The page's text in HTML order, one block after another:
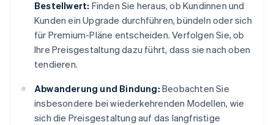
Bestellwert: Finden Sie heraus, ob Kundinnen und
Kunden ein Upgrade durchführen, bündeln oder sich
für Premium-Pläne entscheiden. Verfolgen Sie, ob
Ihre Preisgestaltung dazu führt, dass sie nach oben
tendieren.
Abwanderung und Bindung: Beobachten Sie
insbesondere bei wiederkehrenden Modellen, wie
sich die Preisgestaltung auf das langfristige